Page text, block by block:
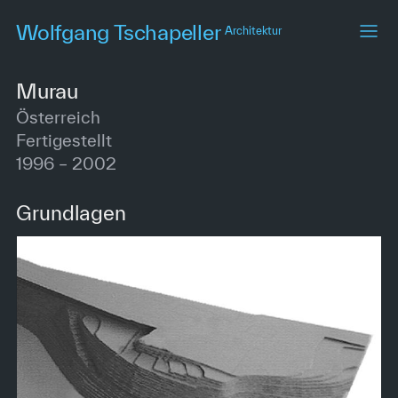
content
Wolfgang TschapellerArchitektur
Murau
Österreich
Fertigestellt
1996 – 2002
Grundlagen